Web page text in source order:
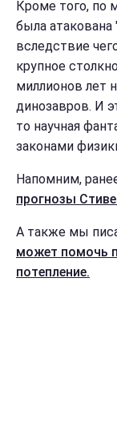
Кроме того, по
была
вследствие
крупное
миллионов лет
динозавров. И
то научная
законами
Напомним,
прогнозы
А также мы
может помочь
потепление.